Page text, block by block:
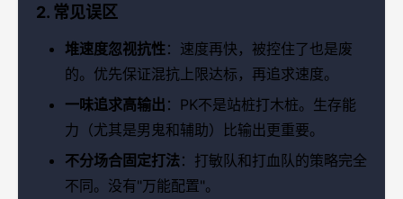
2. 常见误区
堆速度忽视抗性：速度再快，被控住了也是废
的。优先保证混抗上限达标，再追求速度。
一味追求高输出 ：PK不是站桩打木桩。生存能
力（尤其是男鬼和辅助）比输出更重要。
不分场合固定打法：打敏队和打血队的策略完全
不同。没有"万能配置"。